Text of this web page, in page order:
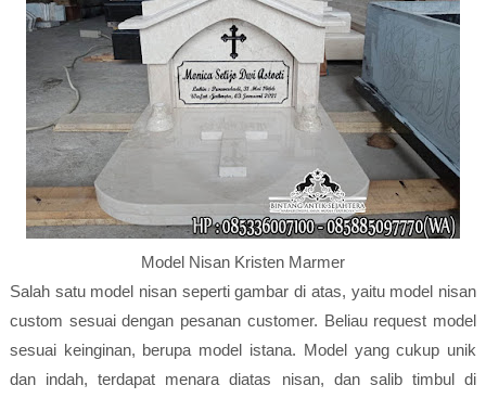
Model Nisan Kristen Marmer
Salah satu model nisan seperti gambar di atas, yaitu model nisan
custom sesuai dengan pesanan customer. Beliau request model
sesuai keinginan, berupa model istana. Model yang cukup unik
dan indah, terdapat menara diatas nisan, dan salib timbul di